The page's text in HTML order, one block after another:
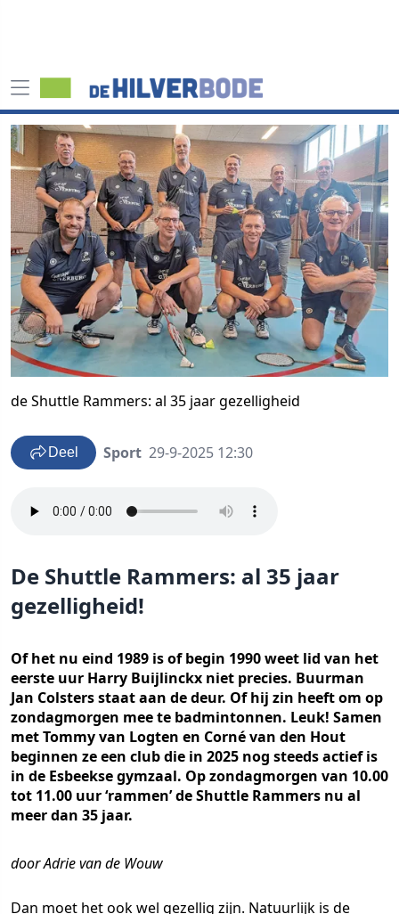
de Shuttle Rammers: al 35 jaar gezelligheid
Deel Sport 29-9-2025 12:30
De Shuttle Rammers: al 35 jaar
gezelligheid!
Of het nu eind 1989 is of begin 1990 weet lid van het
eerste uur Harry Buijlinckx niet precies. Buurman
Jan Colsters staat aan de deur. Of hij zin heeft om op
zondagmorgen mee te badmintonnen. Leuk! Samen
met Tommy van Logten en Corné van den Hout
beginnen ze een club die in 2025 nog steeds actief is
in de Esbeekse gymzaal. Op zondagmorgen van 10.00
tot 11.00 uur ‘rammen’ de Shuttle Rammers nu al
meer dan 35 jaar.
door Adrie van de Wouw
Dan moet het ook wel gezellig zijn. Natuurlijk is de